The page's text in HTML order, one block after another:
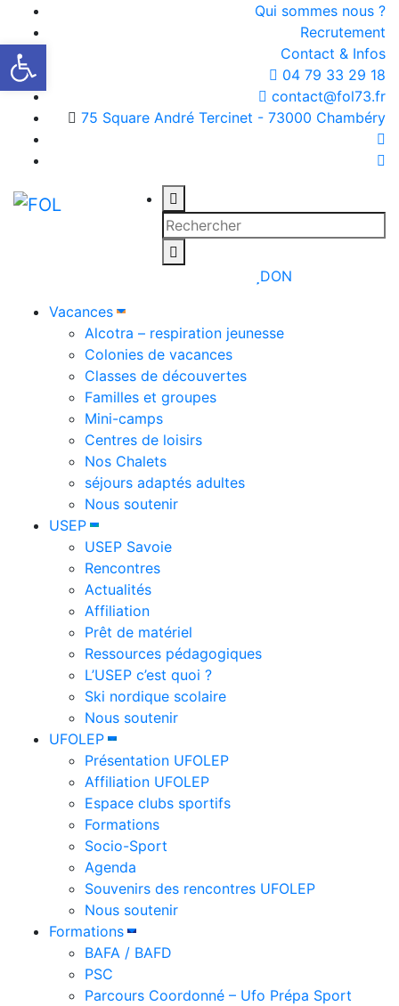
Qui sommes nous ?
Recrutement
Contact & Infos
04 79 33 29 18
contact@fol73.fr
75 Square André Tercinet - 73000 Chambéry
DON
Vacances
Alcotra – respiration jeunesse
Colonies de vacances
Classes de découvertes
Familles et groupes
Mini-camps
Centres de loisirs
Nos Chalets
séjours adaptés adultes
Nous soutenir
USEP
USEP Savoie
Rencontres
Actualités
Affiliation
Prêt de matériel
Ressources pédagogiques
L’USEP c’est quoi ?
Ski nordique scolaire
Nous soutenir
UFOLEP
Présentation UFOLEP
Affiliation UFOLEP
Espace clubs sportifs
Formations
Socio-Sport
Agenda
Souvenirs des rencontres UFOLEP
Nous soutenir
Formations
BAFA / BAFD
PSC
Parcours Coordonné – Ufo Prépa Sport
Ouvrir la barre d’outils